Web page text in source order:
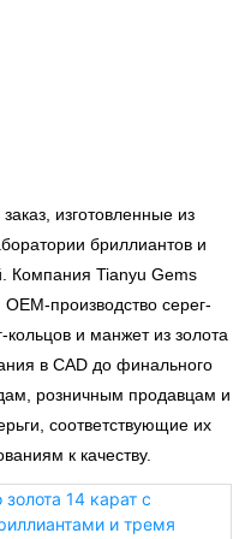
изготовленные из
бриллиантов и
Компания Tianyu Gems
производство серег-
кольцов и манжет из золота
в CAD до финального
розничным продавцам и
соответствующие их
к качеству.